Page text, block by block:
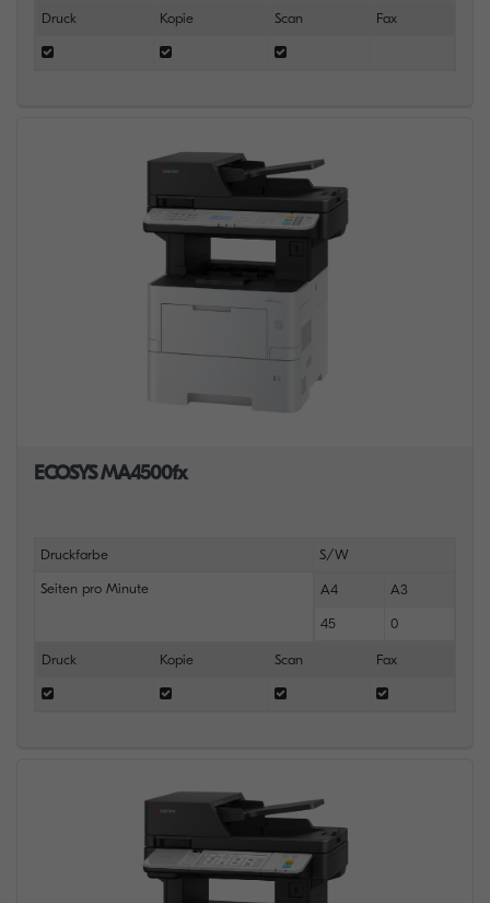
Druck Kopie Scan Fax
ECOSYS MA4500fx
Druckfarbe S/W
Seiten pro Minute A4 A3
45 0
Druck Kopie Scan Fax